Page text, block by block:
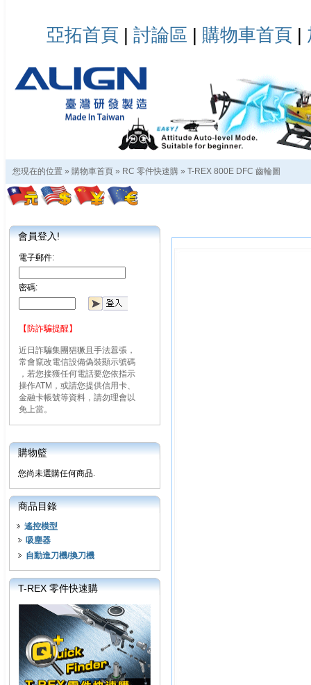
亞拓首頁 | 討論區 | 購物車首頁 |
您現在的位置 » 購物車首頁 » RC 零件快速購 » T-REX 800E DFC 齒輪圖
會員登入!
電子郵件:
密碼:
【防詐騙提醒】
近日詐騙集團猖獗且手法囂張，
常會竄改電信設備偽裝顯示號碼
，若您接獲任何電話要您依指示
操作ATM，或請您提供信用卡、
金融卡帳號等資料，請勿理會以
免上當。
購物籃
您尚未選購任何商品.
商品目錄
遙控模型
吸塵器
自動進刀機/換刀機
T-REX 零件快速購